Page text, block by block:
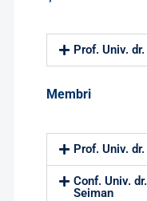
Prof. Univ.
Membri
Prof. Univ.
Conf. Univ.
Seiman